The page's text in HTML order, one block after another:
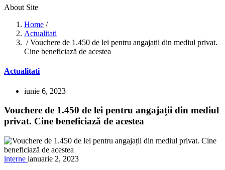
About Site
Home /
Actualitati
/ Vouchere de 1.450 de lei pentru angajații din mediul privat.
Cine beneficiază de acestea
Actualitati
iunie 6, 2023
Vouchere de 1.450 de lei pentru angajații din mediul
privat. Cine beneficiază de acestea
interne ianuarie 2, 2023